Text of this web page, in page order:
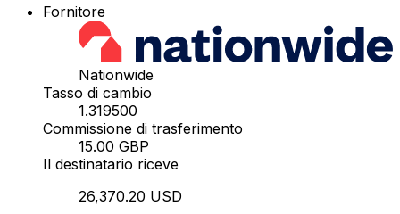
Fornitore
Nationwide
Tasso di cambio
1.319500
Commissione di trasferimento
15.00 GBP
Il destinatario riceve
26,370.20 USD